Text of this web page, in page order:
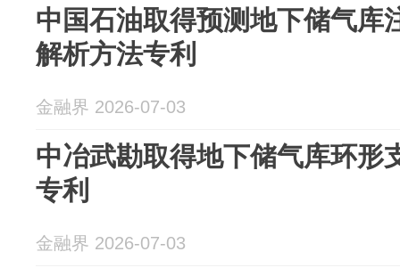
中国石油取得预测地下储气库
解析方法专利
金融界 2026-07-03
中冶武勘取得地下储气库环形
专利
金融界 2026-07-03